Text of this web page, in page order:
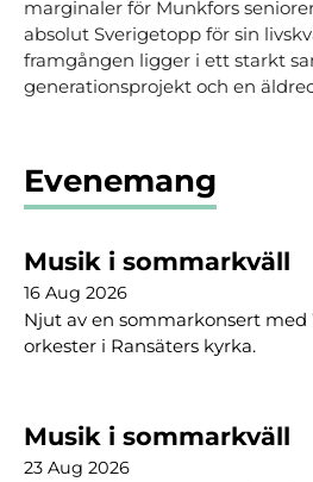
marginaler för Munkfors
absolut Sverigetopp för sin
framgången ligger i ett starkt
generationsprojekt och en
Evenemang
Musik i sommarkväll
16 Aug 2026
Njut av en sommarkonsert
orkester i Ransäters kyrka.
Musik i sommarkväll
23 Aug 2026